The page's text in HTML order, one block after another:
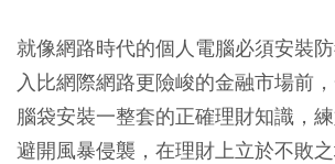
就像網路時代的個人電腦必須安裝
入比網際網路更險峻的金融市場前
腦袋安裝一整套的正確理財知識，
避開風暴侵襲，在理財上立於不敗之